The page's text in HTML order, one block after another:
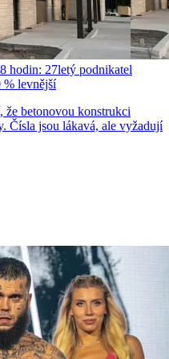
hodin: 27letý podnikatel
% levnější
betonovou konstrukci
Čísla jsou lákavá, ale vyžadují